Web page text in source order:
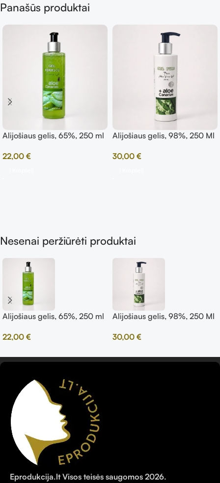
Panašūs produktai
Alijošiaus gelis, 65%, 250 ml
22,00 €
Alijošiaus gelis, 98%, 250 Ml
30,00 €
Nesenai peržiūrėti produktai
Alijošiaus gelis, 65%, 250 ml
22,00 €
Alijošiaus gelis, 98%, 250 Ml
30,00 €
Eprodukcija.lt Visos teisės saugomos 2026.